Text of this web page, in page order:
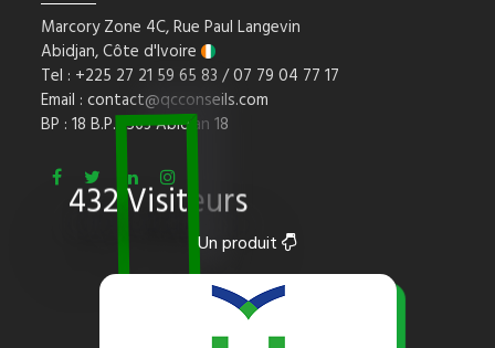
Marcory Zone 4C, Rue Paul Langevin
Abidjan, Côte d'Ivoire
Tel : +225 27 21 59 65 83 / 07 79 04 77 17
Email :contact@qcconseils.com
BP : 18 B.P. 1563 Abidjan 18
432 Visiteurs
Un produit